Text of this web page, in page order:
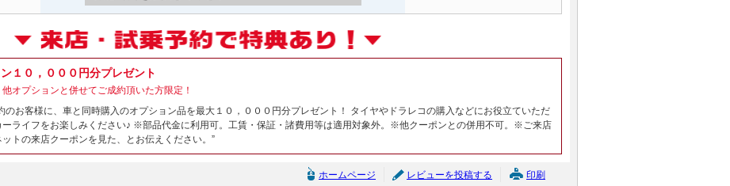
１０，０００円分プレゼント
オプションと併せてご成約頂いた方限定！
のお客様に、車と同時購入のオプション品を最大１０，０００円分プレゼント！ タイヤやドラレコの購入などにお役立ていただ
ーライフをお楽しみください♪ ※部品代金に利用可。工賃・保証・諸費用等は適用対象外。※他クーポンとの併用不可。※ご来店
トの来店クーポンを見た、とお伝えください。”
ホームページ レビューを投稿する 印刷